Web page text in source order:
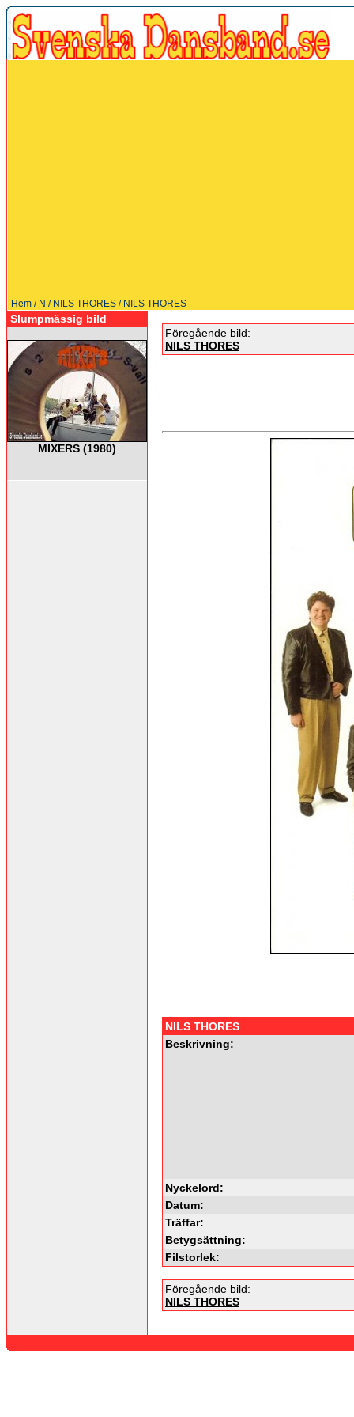
Hem / N / NILS THORES / NILS THORES
Slumpmässig bild
MIXERS (1980)
Föregående bild:
NILS THORES
NILS THORES
Beskrivning:
Nyckelord:
Datum:
Träffar:
Betygsättning:
Filstorlek:
Föregående bild:
NILS THORES